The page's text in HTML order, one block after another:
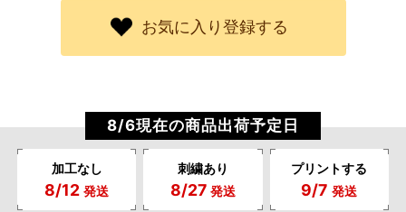
お気に入り登録する
8/6現在の商品出荷予定日
加工なし
8/12 発送
刺繍あり
8/27 発送
プリントする
9/7 発送